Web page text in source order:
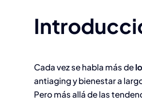
Cada vez se habla más de
antiaging y bienestar a
Pero más allá de las